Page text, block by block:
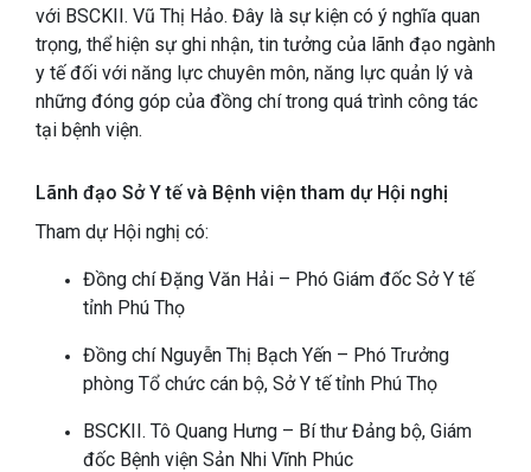
với BSCKII. Vũ Thị Hảo. Đây là sự kiện có ý nghĩa quan
trọng, thể hiện sự ghi nhận, tin tưởng của lãnh đạo ngành
y tế đối với năng lực chuyên môn, năng lực quản lý và
những đóng góp của đồng chí trong quá trình công tác
tại bệnh viện.
Lãnh đạo Sở Y tế và Bệnh viện tham dự Hội nghị
Tham dự Hội nghị có:
Đồng chí Đặng Văn Hải – Phó Giám đốc Sở Y tế
tỉnh Phú Thọ
Đồng chí Nguyễn Thị Bạch Yến – Phó Trưởng
phòng Tổ chức cán bộ, Sở Y tế tỉnh Phú Thọ
BSCKII. Tô Quang Hưng – Bí thư Đảng bộ, Giám
đốc Bệnh viện Sản Nhi Vĩnh Phúc